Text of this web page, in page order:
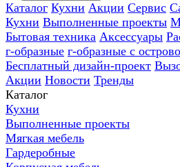
Каталог Кухни Акции Сервис
Кухни Выполненные проекты
Бытовая техника Аксессуары
г-образные г-образные с
Бесплатный дизайн-проект
Акции Новости Тренды
Каталог
Кухни
Выполненные проекты
Мягкая мебель
Гардеробные